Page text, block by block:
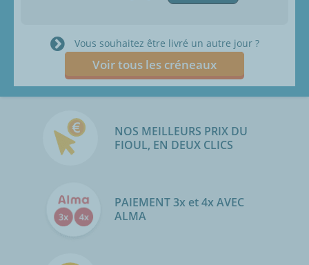
Vous souhaitez être livré un autre jour ?
Voir tous les créneaux
NOS MEILLEURS PRIX DU
FIOUL, EN DEUX CLICS
PAIEMENT 3x et 4x AVEC
ALMA